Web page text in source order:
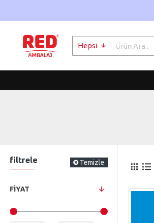
Hepsi
filtrele Temizle
FIYAT